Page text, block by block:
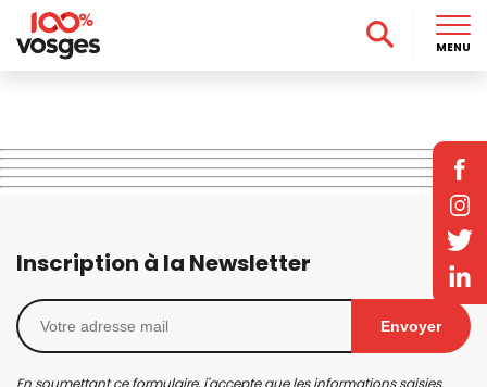
Inscription à la Newsletter
Envoyer
En soumettant ce formulaire, j'accepte que les informations saisies
MENU